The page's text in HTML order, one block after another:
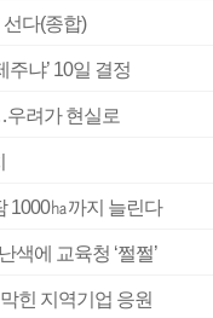
다(종합)
주냐’ 10일 결정
우려가 현실로
1000㏊까지 늘린다
에 교육청 ‘쩔쩔’
힌 지역기업 응원